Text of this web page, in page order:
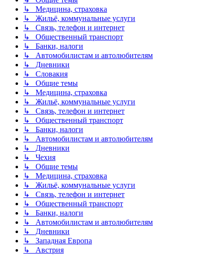
↳ Медицина, страховка
↳ Жильё, коммунальные услуги
↳ Связь, телефон и интернет
↳ Общественный транспорт
↳ Банки, налоги
↳ Автомобилистам и автолюбителям
↳ Дневники
↳ Словакия
↳ Общие темы
↳ Медицина, страховка
↳ Жильё, коммунальные услуги
↳ Связь, телефон и интернет
↳ Общественный транспорт
↳ Банки, налоги
↳ Автомобилистам и автолюбителям
↳ Дневники
↳ Чехия
↳ Общие темы
↳ Медицина, страховка
↳ Жильё, коммунальные услуги
↳ Связь, телефон и интернет
↳ Общественный транспорт
↳ Банки, налоги
↳ Автомобилистам и автолюбителям
↳ Дневники
↳ Западная Европа
↳ Австрия